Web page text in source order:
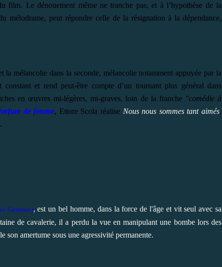
film. Le dénouement même ne tranche pas, et à l’hypothèse de la
mélodrame, peut répondre celle de la résignation à la dépendance,
mélancolie dans la seconde, mélancolie notamment appuyée par la
constant et rend peut-être compte d’un tournant plus général dans
en œuvres mi-légères, mi-graves, loin de la franche "comédie à
de femme, Ettore Scola réalise Nous nous sommes tant aimés,
Gassman), est un bel homme, dans la force de l'âge et vit seul avec sa
de cavalerie, il a perdu la vue en manipulant une bombe lors des
son amertume sous une agressivité permanente.